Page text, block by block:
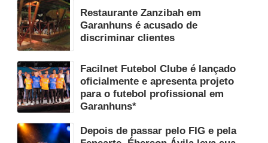
Restaurante Zanzibah em
Garanhuns é acusado de
discriminar clientes
Facilnet Futebol Clube é lançado
oficialmente e apresenta projeto
para o futebol profissional em
Garanhuns*
Depois de passar pelo FIG e pela